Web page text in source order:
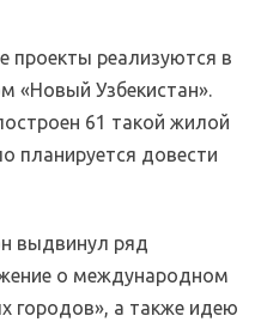
проекты реализуются в
«Новый Узбекистан».
61 такой жилой
планируется довести
выдвинул ряд
о международном
городов», а также идею